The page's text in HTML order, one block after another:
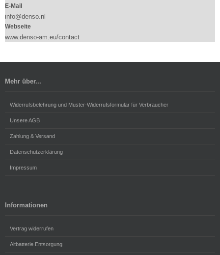
E-Mail
info@denso.nl
Webseite
www.denso-am.eu/contact
Mehr über...
Widerrufsbelehrung und Muster-Widerrufsformular für Verbraucher
Unsere AGB
Zahlung & Versand
Datenschutzerklärung
Impressum
Informationen
Vertrag widerrufen
Altbatterie Entsorgung